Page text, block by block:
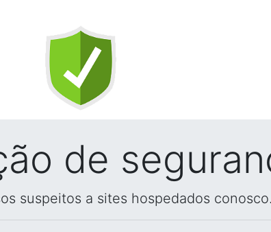
de
suspeitos a sites hospedados conosco.